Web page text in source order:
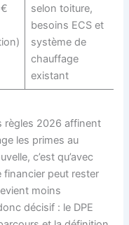
selon toiture,
besoins ECS et
système de
chauffage
existant
règles 2026 affinent
les primes au
c’est qu’avec
financier peut rester
moins
décisif : le DPE